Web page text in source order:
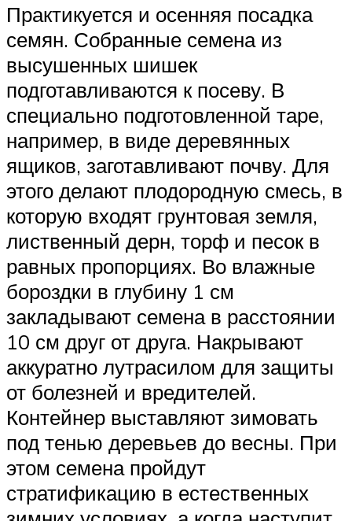
Практикуется и осенняя посадка
семян. Собранные семена из
высушенных шишек
подготавливаются к посеву. В
специально подготовленной таре,
например, в виде деревянных
ящиков, заготавливают почву. Для
этого делают плодородную смесь, в
которую входят грунтовая земля,
лиственный дерн, торф и песок в
равных пропорциях. Во влажные
бороздки в глубину 1 см
закладывают семена в расстоянии
10 см друг от друга. Накрывают
аккуратно лутрасилом для защиты
от болезней и вредителей.
Контейнер выставляют зимовать
под тенью деревьев до весны. При
этом семена пройдут
стратификацию в естественных